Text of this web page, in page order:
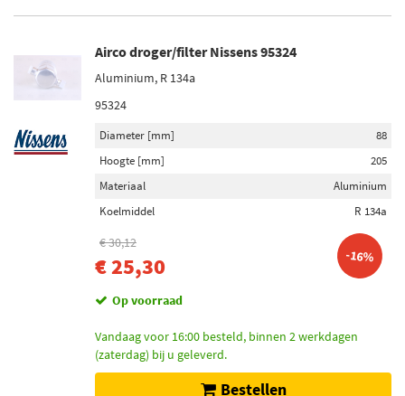
Airco droger/filter Nissens 95324
Aluminium, R 134a
95324
Diameter [mm]
88
Hoogte [mm]
205
Materiaal
Aluminium
Koelmiddel
R 134a
€ 30,12
€ 25,30 -16%
Op voorraad
Vandaag voor 16:00 besteld, binnen 2 werkdagen
(zaterdag) bij u geleverd.
Bestellen